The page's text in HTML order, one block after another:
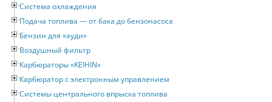
Система охлаждения
Подача топлива — от бака до бензонасоса
Бензин для «ауди»
Воздушный фильтр
Карбюраторы «KEIHIN»
Карбюратор с электронным управлением
Системы центрального впрыска топлива